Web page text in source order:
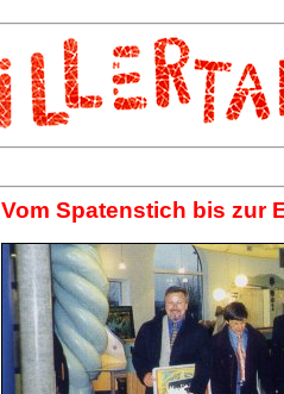
Vom Spatenstich bis zur